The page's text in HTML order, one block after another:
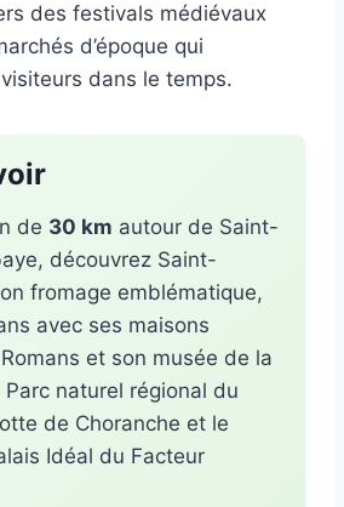
des festivals médiévaux
d’époque qui
dans le temps.
de 30 km autour de Saint-
découvrez Saint-
fromage emblématique,
avec ses maisons
et son musée de la
naturel régional du
de Choranche et le
Idéal du Facteur